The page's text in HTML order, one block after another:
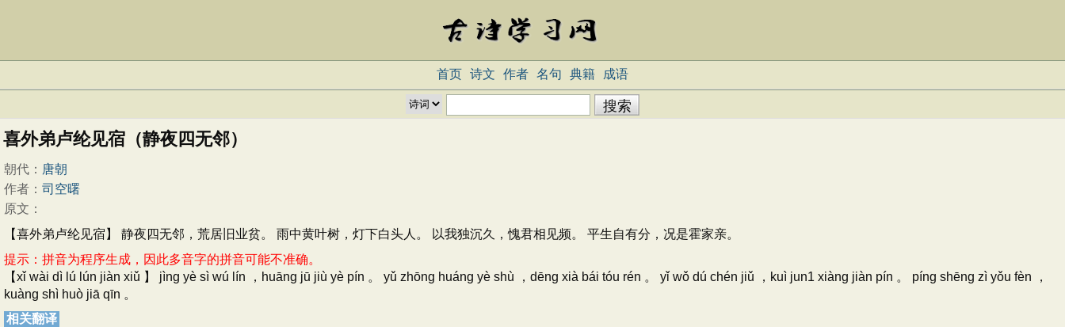
首页 诗文 作者 名句 典籍 成语
喜外弟卢纶见宿（静夜四无邻）
朝代： 唐朝
作者： 司空曙
原文：
【喜外弟卢纶见宿】 静夜四无邻，荒居旧业贫。 雨中黄叶树，灯下白头人。 以我独沉久，愧君相见频。 平生自有分，况是霍家亲。
提示：拼音为程序生成，因此多音字的拼音可能不准确。
【xǐ wài dì lú lún jiàn xiǔ 】 jìng yè sì wú lín ，huāng jū jiù yè pín 。 yǔ zhōng huáng yè shù ，dēng xià bái tóu rén 。 yǐ wǒ dú chén jiǔ ，kuì jun1 xiàng jiàn pín 。 píng shēng zì yǒu fèn ，
kuàng shì huò jiā qīn 。
相关翻译